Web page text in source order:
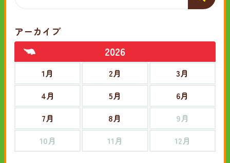
アーカイブ
2026
1月 2月
3月
4月
5月
6月
7月
8月
9月
10月
11月 12月